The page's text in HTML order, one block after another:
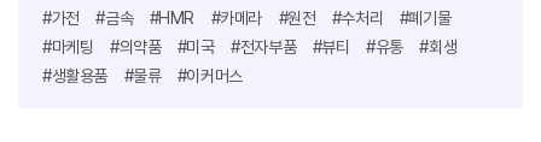
#가전
#금속 #HMR #카메라 #원전 #수처리
#폐기물
#마케팅
#의약품 #미국 #전자부품 #뷰티 #유통
#회생
#생활용품
#물류 #이커머스